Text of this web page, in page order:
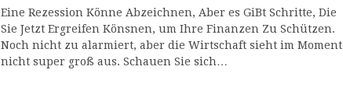
Eine Rezession Könne Abzeichnen, Aber es GiBt Schritte, Die
Sie Jetzt Ergreifen Könsnen, um Ihre Finanzen Zu Schützen.
Noch nicht zu alarmiert, aber die Wirtschaft sieht im Moment
nicht super groß aus. Schauen Sie sich…